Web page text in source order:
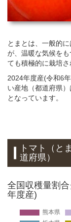
とまとは、一般的
が、温暖な気候を
ても積極的に栽培さ
2024年度産(令和6
い産地（都道府県
となっています。
トマト（と
道府県）
全国収穫量割
年度産)